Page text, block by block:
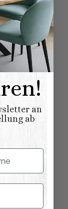
× 90,00
an
ab